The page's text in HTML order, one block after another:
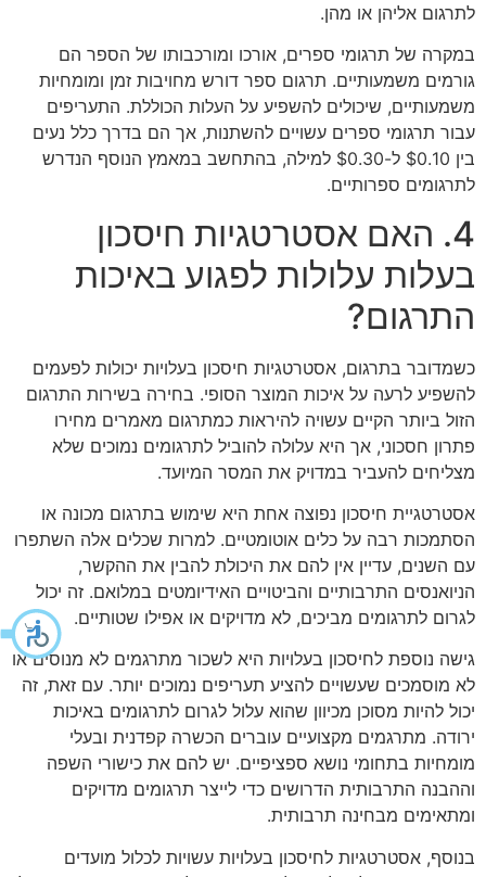
לתרגום אליהן או מהן.
במקרה של תרגומי ספרים, אורכו ומורכבותו של הספר הם
גורמים משמעותיים. תרגום ספר דורש מחויבות זמן ומומחיות
משמעותיים, שיכולים להשפיע על העלות הכוללת. התעריפים
עבור תרגומי ספרים עשויים להשתנות, אך הם בדרך כלל נעים
בין $0.10 ל-$0.30 למילה, בהתחשב במאמץ הנוסף הנדרש
לתרגומים ספרותיים.
4. האם אסטרטגיות חיסכון
בעלות עלולות לפגוע באיכות
התרגום?
כשמדובר בתרגום, אסטרטגיות חיסכון בעלויות יכולות לפעמים
להשפיע לרעה על איכות המוצר הסופי. בחירה בשירות התרגום
הזול ביותר הקיים עשויה להיראות כמתרגום מאמרים מחירו
פתרון חסכוני, אך היא עלולה להוביל לתרגומים נמוכים שלא
מצליחים להעביר במדויק את המסר המיועד.
אסטרטגיית חיסכון נפוצה אחת היא שימוש בתרגום מכונה או
הסתמכות רבה על כלים אוטומטיים. למרות שכלים אלה השתפרו
עם השנים, עדיין אין להם את היכולת להבין את ההקשר,
הניואנסים התרבותיים והביטויים האידיומטים במלואם. זה יכול
לגרום לתרגומים מביכים, לא מדויקים או אפילו שטותיים.
גישה נוספת לחיסכון בעלויות היא לשכור מתרגמים לא מנוסים או
לא מוסמכים שעשויים להציע תעריפים נמוכים יותר. עם זאת, זה
יכול להיות מסוכן מכיוון שהוא עלול לגרום לתרגומים באיכות
ירודה. מתרגמים מקצועיים עוברים הכשרה קפדנית ובעלי
מומחיות בתחומי נושא ספציפיים. יש להם את כישורי השפה
וההבנה התרבותית הדרושים כדי לייצר תרגומים מדויקים
ומתאימים מבחינה תרבותית.
בנוסף, אסטרטגיות לחיסכון בעלויות עשויות לכלול מועדים